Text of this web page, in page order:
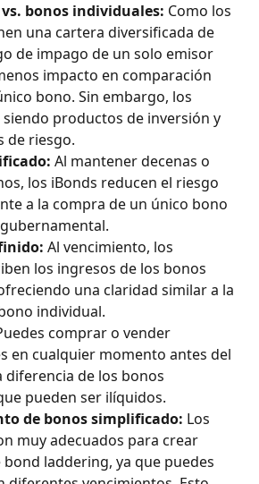
bonos individuales: Como los
una cartera diversificada de
de impago de un solo emisor
impacto en comparación
bono. Sin embargo, los
siendo productos de inversión y
de riesgo.
Al mantener decenas o
los iBonds reducen el riesgo
a la compra de un único bono
Al vencimiento, los
los ingresos de los bonos
una claridad similar a la
individual.
comprar o vender
en cualquier momento antes del
diferencia de los bonos
pueden ser ilíquidos.
de bonos simplificado: Los
muy adecuados para crear
laddering, ya que puedes